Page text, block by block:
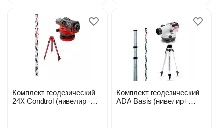
Комплект геодезический
24Х Condtrol (нивелир+
Комплект геодезический
ADA Basis (нивелир+